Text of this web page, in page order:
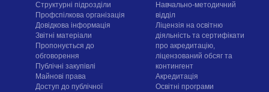
Структурні підрозділи
Профспілкова організація
Довідкова інформація
Звітні матеріали
Пропонується до
обговорення
Публічні закупівлі
Майнові права
Доступ до публічної
Навчально-методичний
відділ
Ліцензія на освітню
діяльність та сертифікати
про акредитацію,
ліцензований обсяг та
контингент
Акредитація
Освітні програми